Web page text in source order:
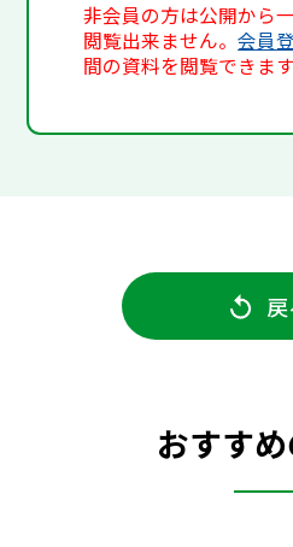
非会員の方は公開から
閲覧出来ません。会員
間の資料を閲覧できます
おすす